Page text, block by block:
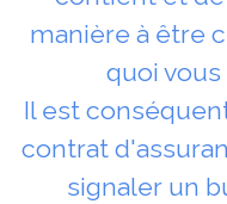
manière à être
quoi
Il est
contrat
signaler un